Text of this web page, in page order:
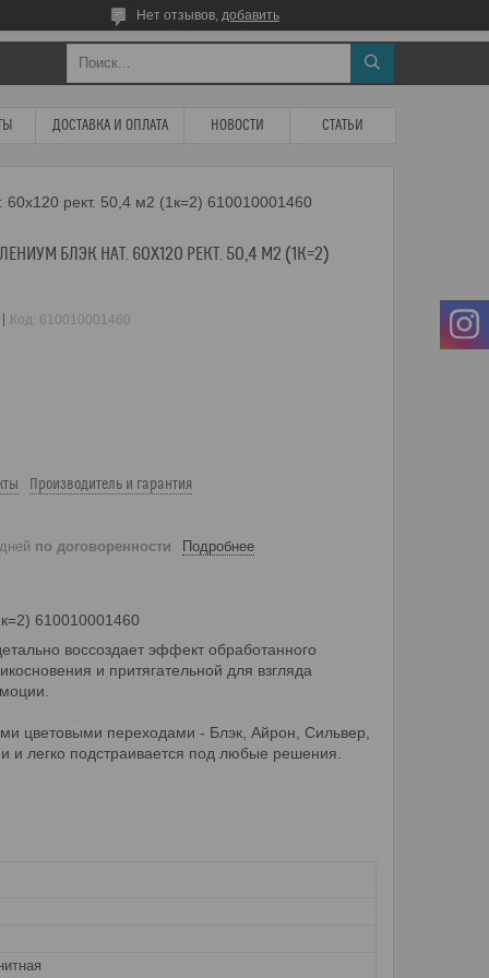
Нет отзывов, добавить
ДОСТАВКА И ОПЛАТА НОВОСТИ СТАТЬИ
рект. 50,4 м2 (1к=2) 610010001460
БЛЭК НАТ. 60X120 РЕКТ. 50,4 М2 (1К=2)
Код: 610010001460
Производитель и гарантия
по договоренности Подробнее
610010001460
воссоздает эффект обработанного
и притягательной для взгляда
цветовыми переходами - Блэк, Айрон, Сильвер,
и легко подстраивается под любые решения.